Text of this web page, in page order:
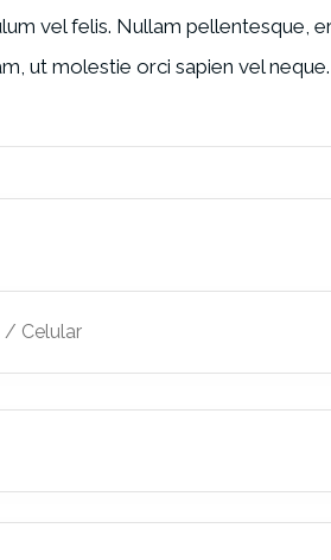
vel felis. Nullam pellentesque,
ut molestie orci sapien vel